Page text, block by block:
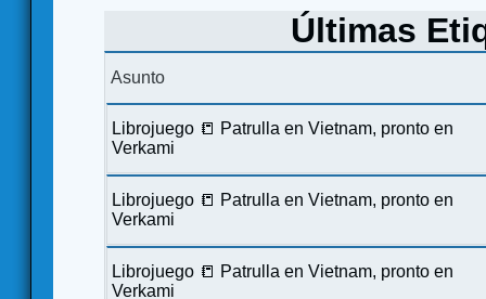
Últimas
Asunto
Librojuego 📒 Patrulla en Vietnam, pronto en
Verkami
Librojuego 📒 Patrulla en Vietnam, pronto en
Verkami
Librojuego 📒 Patrulla en Vietnam, pronto en
Verkami